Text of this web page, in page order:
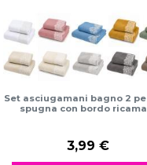
Set asciugamani bagno 2
spugna con bordo
3,99 €